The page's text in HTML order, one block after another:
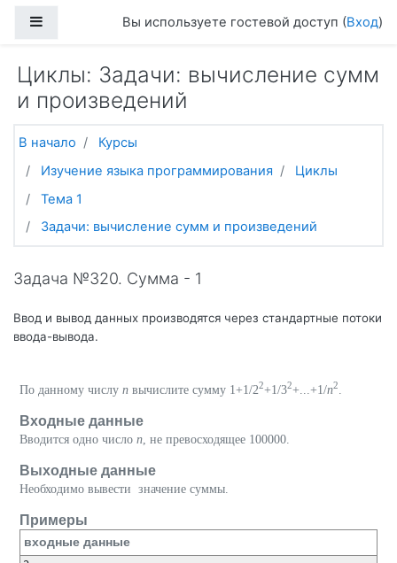
Боковая панельВы используете гостевой доступ (Вход)
Циклы: Задачи: вычисление сумм
и произведений
В начало
Курсы
Изучение языка программирования
Циклы
Тема 1
Задачи: вычисление сумм и произведений
Задача №320. Сумма - 1
Ввод и вывод данных производятся через стандартные потоки
ввода-вывода.
По данному числу n вычислите сумму 1+1/22+1/32+...+1/n2
Входные данные
Вводится одно число n , не превосходящее 100000.
Выходные данные
Необходимо вывести значение суммы.
Примеры
входные данные